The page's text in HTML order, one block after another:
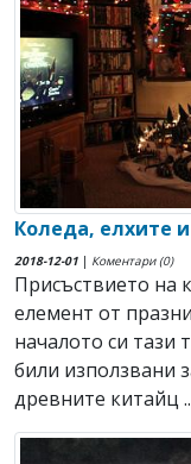
Коледа, елхите
2018-12-01 | Коментари (0)
Присъствието на
елемент от
началото си тази
били използвани
древните китайц